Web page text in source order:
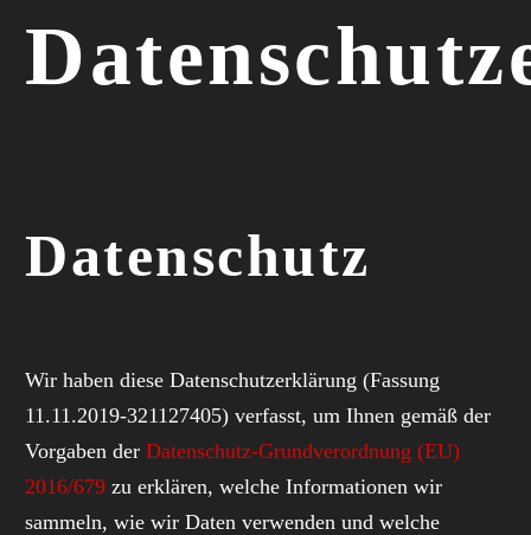
Datenschutz
Wir haben diese Datenschutzerklärung (Fassung
11.11.2019-321127405) verfasst, um Ihnen gemäß der
Vorgaben der Datenschutz-Grundverordnung (EU)
2016/679 zu erklären, welche Informationen wir
sammeln, wie wir Daten verwenden und welche